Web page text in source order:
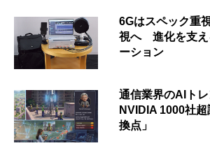
6Gはスペック重
視へ 進化を支え
ーション
通信業界のAIト
NVIDIA 1000社
換点」